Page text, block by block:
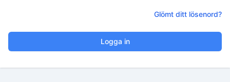
Glömt ditt lösenord?
Logga in